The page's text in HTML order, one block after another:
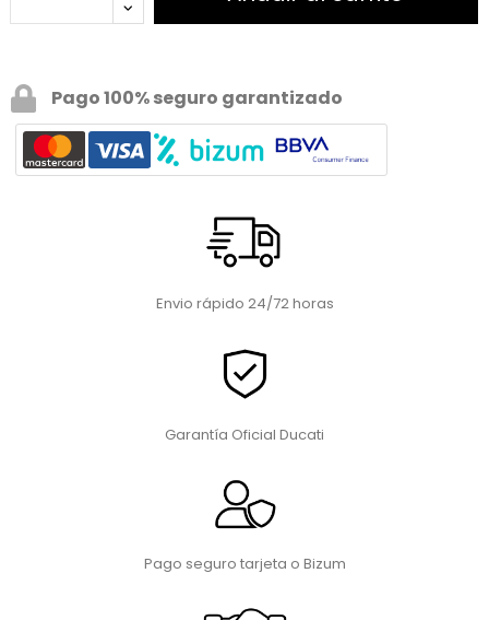
Pago 100% seguro garantizado
Envio rápido 24/72 horas
Garantía Oficial Ducati
Pago seguro tarjeta o Bizum